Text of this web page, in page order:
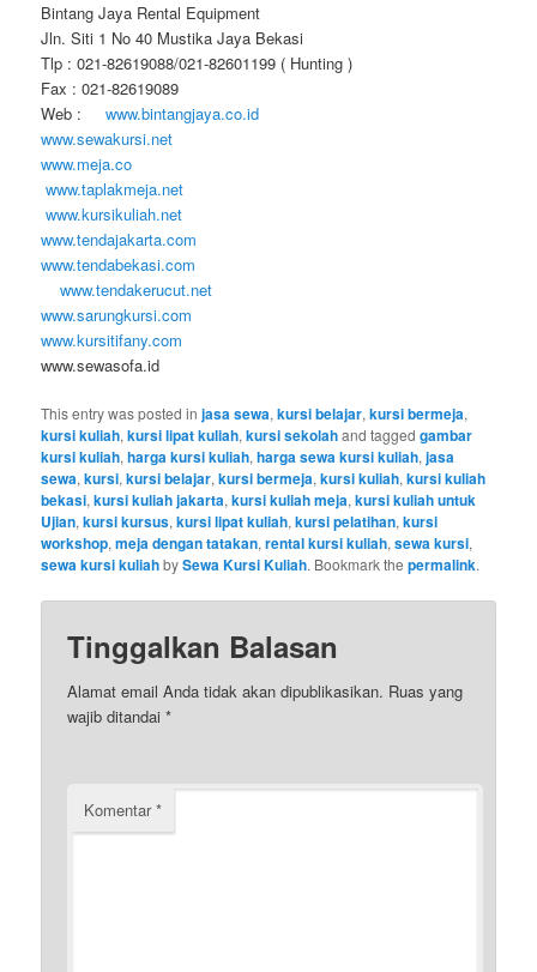
Bintang Jaya Rental Equipment
Jln. Siti 1 No 40 Mustika Jaya Bekasi
Tlp : 021-82619088/021-82601199 ( Hunting )
Fax : 021-82619089
Web :www.bintangjaya.co.id
www.sewakursi.net
www.meja.co
www.taplakmeja.net
www.kursikuliah.net
www.tendajakarta.com
www.tendabekasi.com
www.tendakerucut.net
www.sarungkursi.com
www.kursitifany.com
www.sewasofa.id
This entry was posted injasa sewa,kursi belajar,kursi bermeja,
kursi kuliah,kursi lipat kuliah,kursi sekolahand taggedgambar
kursi kuliah,harga kursi kuliah,harga sewa kursi kuliah,jasa
sewa,kursi,kursi belajar,kursi bermeja,kursi kuliah,kursi kuliah
bekasi,kursi kuliah jakarta,kursi kuliah meja,kursi kuliah untuk
Ujian,kursi kursus,kursi lipat kuliah,kursi pelatihan,kursi
workshop,meja dengan tatakan,rental kursi kuliah,sewa kursi,
sewa kursi kuliahbySewa Kursi Kuliah. Bookmark thepermalink.
Tinggalkan Balasan
Alamat email Anda tidak akan dipublikasikan. Ruas yang
wajib ditandai*
Komentar*